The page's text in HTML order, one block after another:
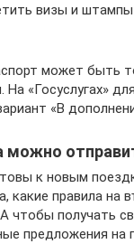
визы и
может быть
На «Госуслугах»
«В
можно
к новым
какие правила на
чтобы получать
предложения на